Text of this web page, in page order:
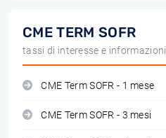
CME TERM SOFR
tassi di interesse e informazioni
CME Term SOFR - 1 mese
CME Term SOFR - 3 mesi